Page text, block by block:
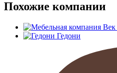
Похожие компании
Гедони